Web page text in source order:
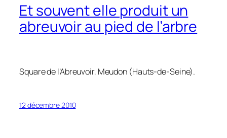
Et souvent elle produit un
abreuvoir au pied de l’arbre
Square de l’Abreuvoir, Meudon (Hauts-de-Seine).
12 décembre 2010